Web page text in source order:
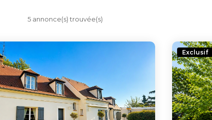
5 annonce(s) trouvée(s)
Exclusif